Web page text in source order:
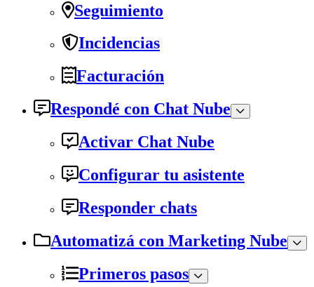
Seguimiento
Incidencias
Facturación
Respondé con Chat Nube
Activar Chat Nube
Configurar tu asistente
Responder chats
Automatizá con Marketing Nube
Primeros pasos